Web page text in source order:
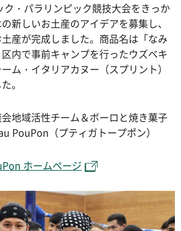
・パラリンピック競技大会をきっか
新しいお土産のアイデアを募集し、
産が完成しました。商品名は「なみ
内で事前キャンプを行ったウズベキ
ム・イタリアカヌー（スプリント）
。
地域活性チーム＆ボーロと焼き菓子
PouPon（プティガトープポン）
ホームページ